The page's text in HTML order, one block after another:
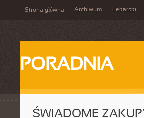
Strona główna Archiwum Lekarski
PORADNIA
ŚWIADOME